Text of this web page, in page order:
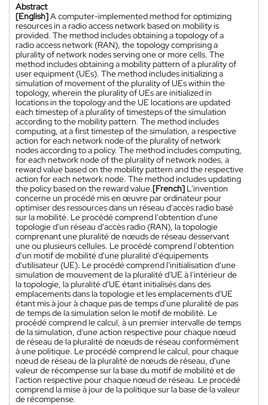
Abstract
[English]A computer-implemented method for optimizing
resources in a radio access network based on mobility is
provided. The method includes obtaining a topology of a
radio access network (RAN), the topology comprising a
plurality of network nodes serving one or more cells. The
method includes obtaining a mobility pattern of a plurality of
user equipment (UEs). The method includes initializing a
simulation of movement of the plurality of UEs within the
topology, wherein the plurality of UEs are initialized in
locations in the topology and the UE locations are updated
each timestep of a plurality of timesteps of the simulation
according to the mobility pattern. The method includes
computing, at a first timestep of the simulation, a respective
action for each network node of the plurality of network
nodes according to a policy. The method includes computing,
for each network node of the plurality of network nodes, a
reward value based on the mobility pattern and the respective
action for each network node. The method includes updating
the policy based on the reward value.[French] L'invention
concerne un procédé mis en œuvre par ordinateur pour
optimiser des ressources dans un réseau d'accès radio basé
sur la mobilité. Le procédé comprend l'obtention d'une
topologie d'un réseau d'accès radio (RAN), la topologie
comprenant une pluralité de nœuds de réseau desservant
une ou plusieurs cellules. Le procédé comprend l'obtention
d'un motif de mobilité d'une pluralité d'équipements
d'utilisateur (UE). Le procédé comprend l'initialisation d'une
simulation de mouvement de la pluralité d'UE à l'intérieur de
la topologie, la pluralité d'UE étant initialisés dans des
emplacements dans la topologie et les emplacements d'UE
étant mis à jour à chaque pas de temps d'une pluralité de pas
de temps de la simulation selon le motif de mobilité. Le
procédé comprend le calcul, à un premier intervalle de temps
de la simulation, d'une action respective pour chaque nœud
de réseau de la pluralité de nœuds de réseau conformément
à une politique. Le procédé comprend le calcul, pour chaque
nœud de réseau de la pluralité de nœuds de réseau, d'une
valeur de récompense sur la base du motif de mobilité et de
l'action respective pour chaque nœud de réseau. Le procédé
comprend la mise à jour de la politique sur la base de la valeur
de récompense.